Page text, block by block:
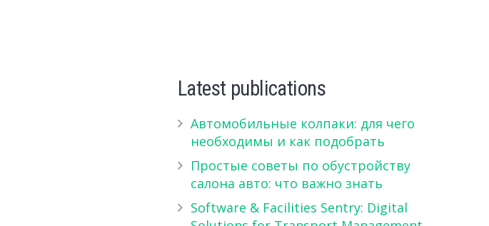
Latest publications
Автомобильные колпаки: для чего
необходимы и как подобрать
Простые советы по обустройству
салона авто: что важно знать
Software & Facilities Sentry: Digital